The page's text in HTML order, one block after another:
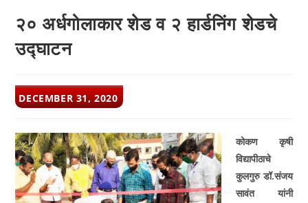
२० अर्धगोलाकार शेड व २ हार्डनिंग शेडचे
उद्घाटन
POST
PUBLISHED:
DECEMBER 31, 2020
कोकण कृषी
विद्यापीठाचे
कुलगुरु डॉ.संजय
सावंत यांनी